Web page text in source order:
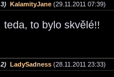
3) KalamityJane (29.11.2011 07:39)
teda, to bylo skvělé!!
2) LadySadness (28.11.2011 23:33)